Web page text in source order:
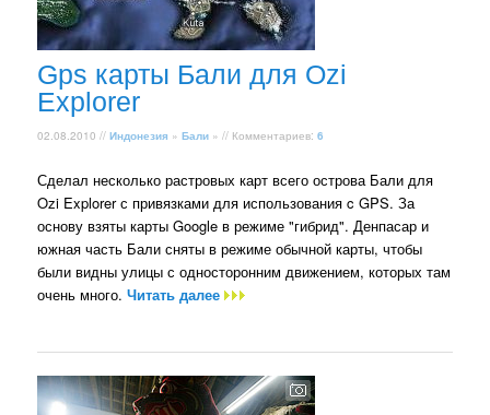
Gps карты Бали для Ozi
Explorer
02.08.2010 //Индонезия »Бали » // Комментариев:6
Сделал несколько растровых карт всего острова Бали для
Ozi Explorer с привязками для использования c GPS. За
основу взяты карты Google в режиме "гибрид". Денпасар и
южная часть Бали сняты в режиме обычной карты, чтобы
были видны улицы с односторонним движением, которых там
очень много.Читать далее